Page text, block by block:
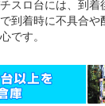
スロ台には、到着
到着時に不具合や
です。